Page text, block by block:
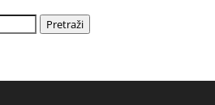
Pretraži